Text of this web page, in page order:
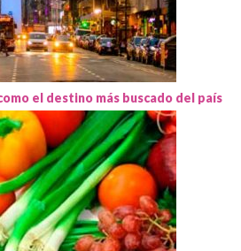
el destino más buscado del país